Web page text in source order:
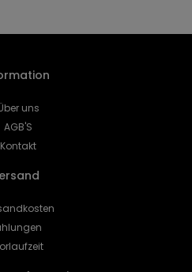
uns
AGB'S
Kontakt